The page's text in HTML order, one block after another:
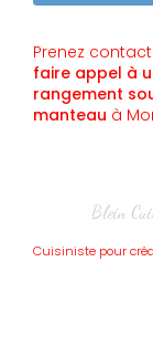
Prenez
faire appel à
rangement
manteau à
Blein
Cuisiniste pour